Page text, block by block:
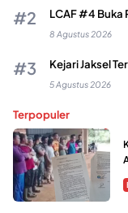
LCAF #4 Buka
8 Agustus 2026
Kejari Jaksel
5 Agustus 2026
Terpopuler